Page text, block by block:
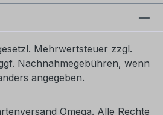
Mehrwertsteuer zzgl.
Nachnahmegebühren, wenn
angegeben.
Omega. Alle Rechte